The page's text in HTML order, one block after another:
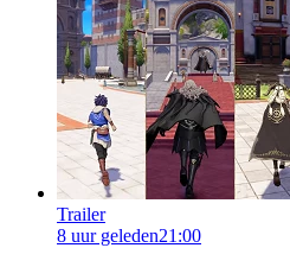
Trailer
8 uur geleden21:00